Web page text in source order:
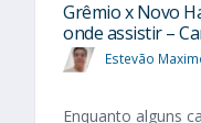
Grêmio x Novo
onde assistir –
Estevão
Enquanto alguns